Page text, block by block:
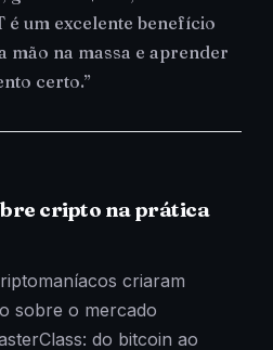
é um excelente benefício
mão na massa e aprender
certo.”
cripto na prática
criaram
sobre o mercado
do bitcoin ao